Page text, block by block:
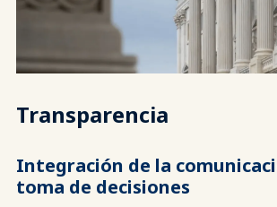
Transparencia
Integración de la
toma de decisiones